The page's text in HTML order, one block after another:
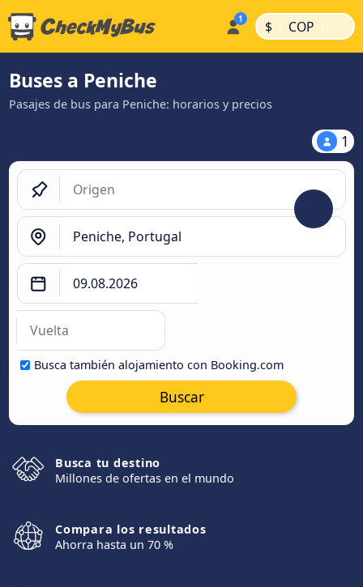
$ | COP |
Buses a Peniche
Pasajes de bus para Peniche: horarios y precios
1
Busca también alojamiento con Booking.com
Buscar
Busca tu destino
Millones de ofertas en el mundo
Compara los resultados
Ahorra hasta un 70 %